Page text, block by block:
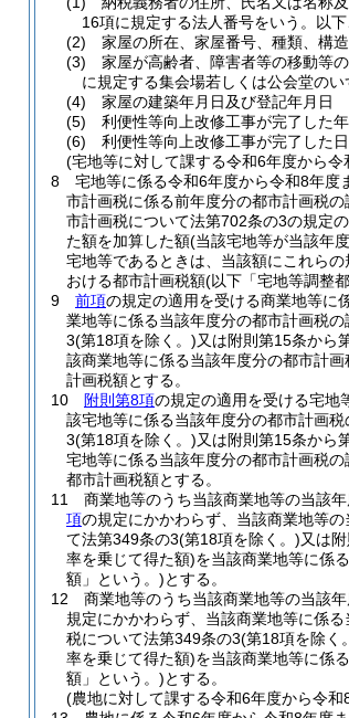
16項に規定する法人番号をいう。以
(2)
家屋の所在、家屋番号、種類、構
(3)
家屋が高齢者、障害者等の移動等
に規定する集会場若しくは公会堂の
(4)
家屋の建築年月日及び登記年月日
(5)
利便性等向上改修工事が完了した
(6)
利便性等向上改修工事が完了した
(宅地等に対して課する令和6年度から
8
宅地等に係る令和6年度から令和8年度
市計画税に係る前年度分の都市計画税
市計画税について法第702条の3の規定
た額を加算した額(当該宅地等が当該年
宅地等であるときは、当該額にこれら
おける都市計画税額(以下「宅地等調整
9
前項の規定の適用を受ける商業地等に
業地等に係る当該年度分の都市計画税
3(第18項を除く。)又は附則第15条から
該商業地等に係る当該年度分の都市計
計画税額とする。
10
附則第8項の規定の適用を受ける宅地
該宅地等に係る当該年度分の都市計画
3(第18項を除く。)又は附則第15条から
宅地等に係る当該年度分の都市計画税
都市計画税額とする。
11
商業地等のうち当該商業地等の当該
項の規定にかかわらず、当該商業地等
て法第349条の3(第18項を除く。)又は
率を乗じて得た額)を当該商業地等に係
額」という。)とする。
12
商業地等のうち当該商業地等の当該
規定にかかわらず、当該商業地等に係
税について法第349条の3(第18項を除く
率を乗じて得た額)を当該商業地等に係
額」という。)とする。
(農地に対して課する令和6年度から令